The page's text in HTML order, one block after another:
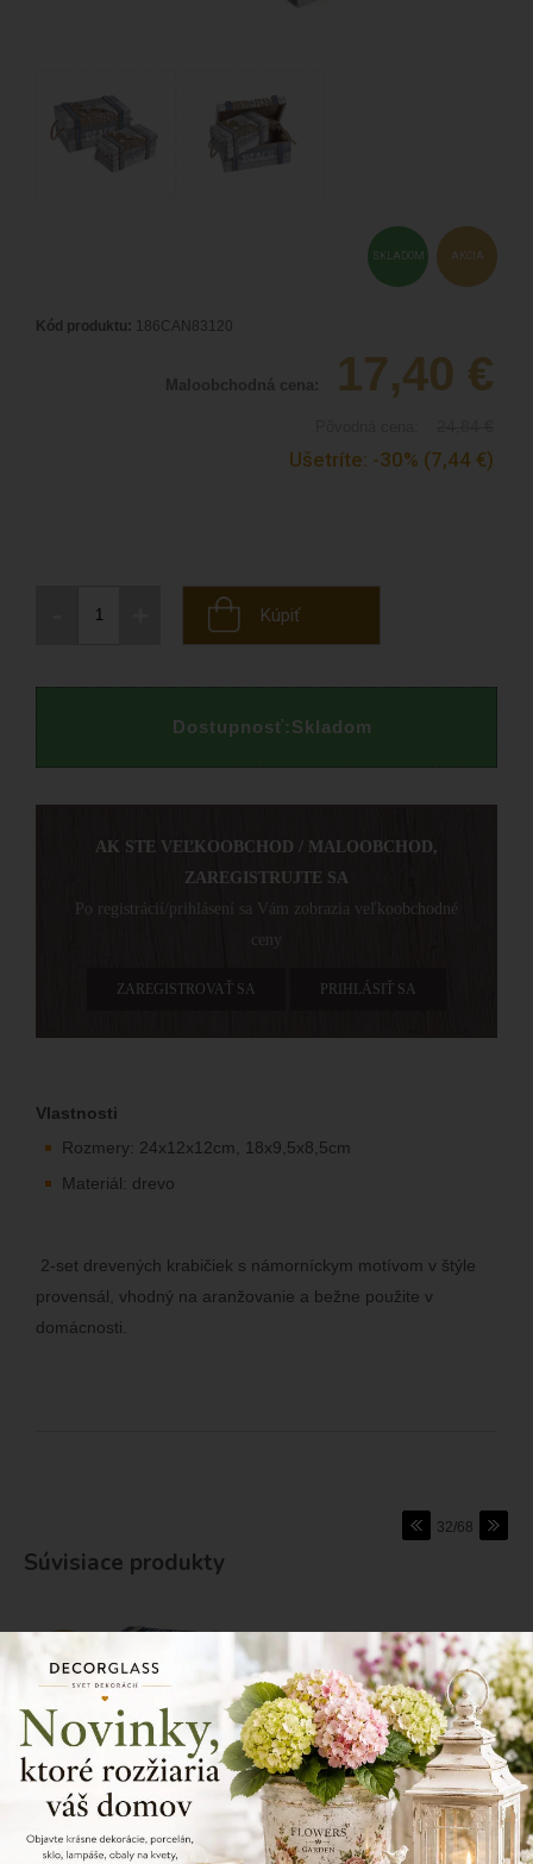
AKCIA
SKLADOM
Kód produktu: 186CAN83120
Maloobchodná cena: 17,40 €
Ušetríte: -30% (7,44 €)
Kúpiť
Dostupnosť: Skladom
AK STE VEĽKOOBCHOD / MALOOBCHOD,
ZAREGISTRUJTE SA
Po registrácií/prihlásení sa Vám zobrazia veľkoobchodné
ceny
ZAREGISTROVAŤ SA PRIHLÁSIŤ SA
Vlastnosti
Rozmery: 24x12x12cm, 18x9,5x8,5cm
Materiál: drevo
2-set drevených krabičiek s námorníckym motívom v štýle
provensál, vhodný na aranžovanie a bežne použite v
domácnosti.
32/68
Súvisiace produkty
Drevené krabice 3set 18x24x6,
18x24x9, 28x21x11 cm
-30%